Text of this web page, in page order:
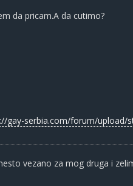
da pricam.A da cutimo?
gay-serbia.com/forum/upload/
vezano za mog druga i